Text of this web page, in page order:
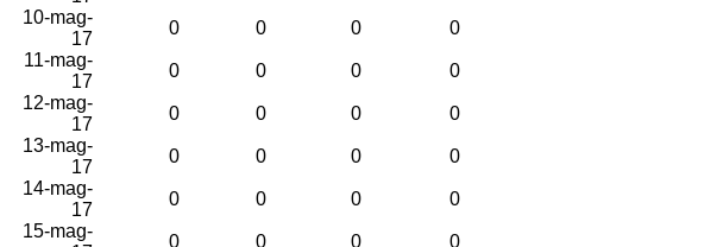
10-mag-
17
0 0 0
0
11-mag-
17
0 0 0
0
12-mag-
17
0 0 0
0
13-mag-
17
0 0 0
0
14-mag-
17
0 0 0
0
15-mag-
0 0 0
0